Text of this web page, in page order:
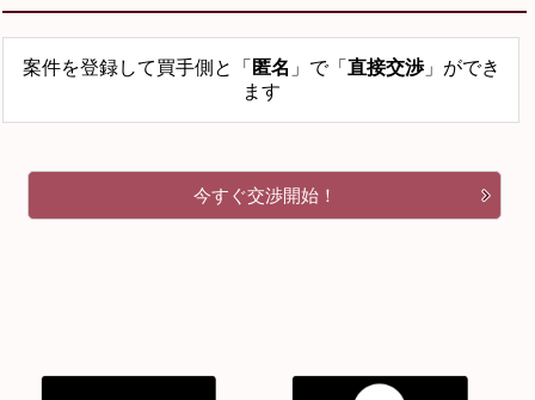
案件を登録して買手側と「 匿名 」で「 直接交渉」ができ
ます
今すぐ交渉開始！